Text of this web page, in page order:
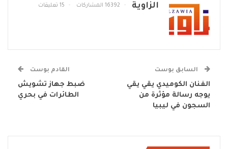
الزاوية 16392 المشاركات 15 تعليقات
السابق بوست
الفنان الكوميدي يقي يقي
يوجه رسالة مؤثرة من
السجون في ليبيا
القادم بوست
ضبط جهاز تشويش
الطائرات في بحري